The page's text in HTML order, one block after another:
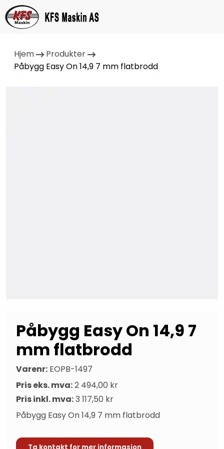
Hjem
Produkter
Påbygg Easy On 14,9 7 mm flatbrodd
Påbygg Easy On 14,9 7
mm flatbrodd
Varenr: EOPB-1497
Pris eks. mva:2 494,00 kr
Pris inkl. mva:3 117,50 kr
Påbygg Easy On 14,9 7 mm flatbrodd
Ta kontakt for mer informasjon